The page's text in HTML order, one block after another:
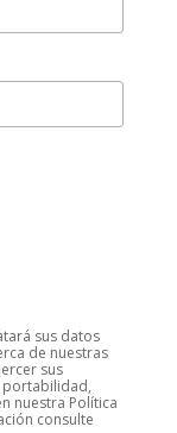
sus datos
de nuestras
sus
portabilidad,
nuestra Política
consulte